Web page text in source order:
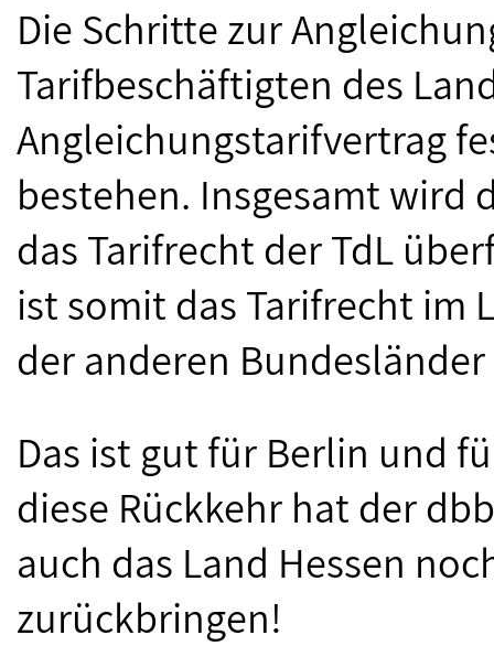
Die Schritte zur
Tarifbeschäftigten des
Angleichungstarifvertrag
bestehen. Insgesamt wird
das Tarifrecht der TdL
ist somit das Tarifrecht im
der anderen
Das ist gut für Berlin und
diese Rückkehr hat der
auch das Land Hessen
zurückbringen!